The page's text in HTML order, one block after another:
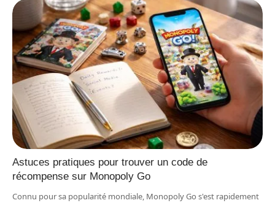
Astuces pratiques pour trouver un code de
récompense sur Monopoly Go
Connu pour sa popularité mondiale, Monopoly Go s'est rapidement